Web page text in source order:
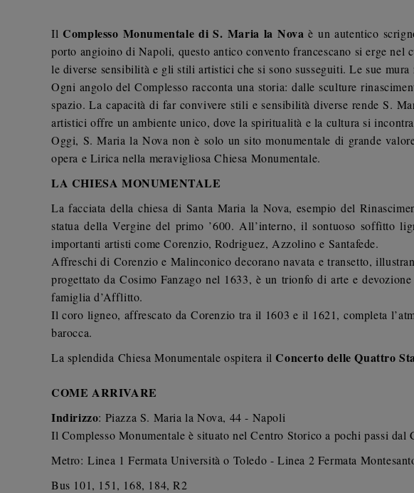
Il Complesso Monumentale di S. Maria la Nova è un autentico
porto angioino di Napoli, questo antico convento francescano si erge
le diverse sensibilità e gli stili artistici che si sono susseguiti. Le sue
Ogni angolo del Complesso racconta una storia: dalle sculture
spazio. La capacità di far convivere stili e sensibilità diverse rende S.
artistici offre un ambiente unico, dove la spiritualità e la cultura si
Oggi, S. Maria la Nova non è solo un sito monumentale di grande
opera e Lirica nella meravigliosa Chiesa Monumentale.
LA CHIESA MONUMENTALE
La facciata della chiesa di Santa Maria la Nova, esempio del
statua della Vergine del primo ’600. All’interno, il sontuoso soffitto
importanti artisti come Corenzio, Rodriguez, Azzolino e Santafede.
Affreschi di Corenzio e Malinconico decorano navata e transetto,
progettato da Cosimo Fanzago nel 1633, è un trionfo di arte e
famiglia d’Afflitto.
Il coro ligneo, affrescato da Corenzio tra il 1603 e il 1621, completa
barocca.
La splendida Chiesa Monumentale ospitera il Concerto delle Quattro
COME ARRIVARE
Indirizzo: Piazza S. Maria la Nova, 44 - Napoli
Il Complesso Monumentale è situato nel Centro Storico a pochi passi
Metro:Linea 1 Fermata Università o Toledo -Linea 2 Fermata
Bus 101, 151, 168, 184, R2